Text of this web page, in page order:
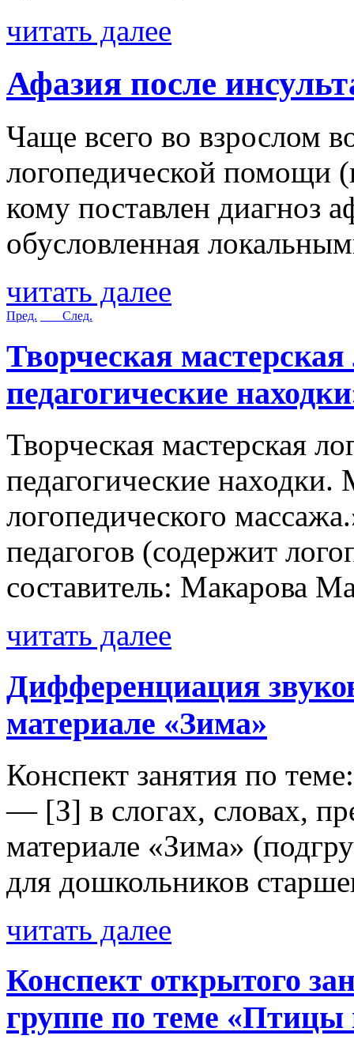
читать далее
Афазия после
Чаще всего во взрослом
логопедической помощи
кому поставлен диагноз
обусловленная
читать далее
Пред. След.
Творческая
педагогические
Творческая мастерская
педагогические
логопедического
педагогов (содержит
составитель: Макарова
читать далее
Дифференциация
материале «Зима»
Конспект занятия по
— [З] в слогах, словах,
материале «Зима»
для дошкольников
читать далее
Конспект открытого
группе по теме «Птицы